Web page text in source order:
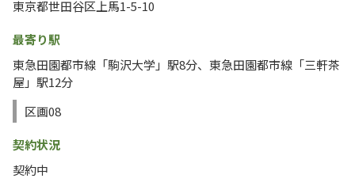
東京都世田谷区上馬1-5-10
最寄り駅
東急田園都市線「駒沢大学」駅8分、東急田園都市線「三軒茶
屋」駅12分
区画08
契約状況
契約中